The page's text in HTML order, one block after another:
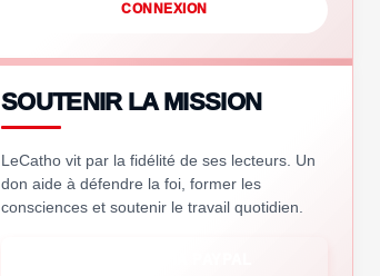
CONNEXION
SOUTENIR LA MISSION
LeCatho vit par la fidélité de ses lecteurs. Un
don aide à défendre la foi, former les
consciences et soutenir le travail quotidien.